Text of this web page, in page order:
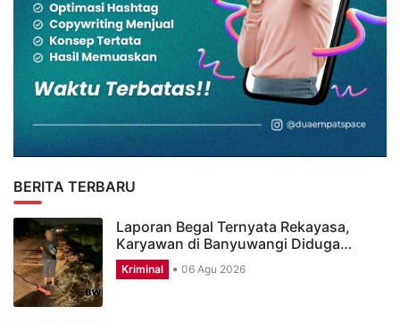
BERITA TERBARU
Laporan Begal Ternyata Rekayasa,
Karyawan di Banyuwangi Diduga…
Kriminal 06 Agu 2026